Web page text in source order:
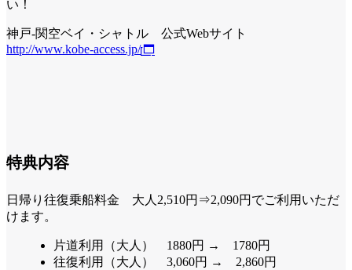
い！
神戸-関空ベイ・シャトル 公式Webサイト
http://www.kobe-access.jp/
特典内容
日帰り往復乗船料金 大人2,510円⇒2,090円でご利用いただ
けます。
片道利用（大人） 1880円 → 1780円
往復利用（大人） 3,060円 → 2,860円